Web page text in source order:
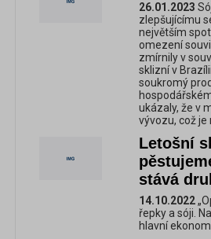
26.01.2023
zlepšujícímu
největším
omezení
zmírnily v
sklizní v
soukromý
ukázaly, že v
vývozu, což
Letošní
stává
14.10.2022
řepky a sóji.
hlavní